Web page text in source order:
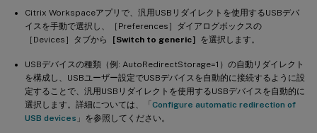
Citrix Workspaceアプリで、汎用USBリダイレクトを使用するUSBデバ
イスを手動で選択し、［Preferences］ダイアログボックスの
［Devices］タブから
［Switch to generic］ を選択します。
USBデバイスの種類（例: AutoRedirectStorage=1）の自動リダイレクト
を構成し、USBユーザー設定でUSBデバイスを自動的に接続するように設
定することで、汎用USBリダイレクトを使用するUSBデバイスを自動的に
選択します。詳細については、「Configure automatic redirection of
USB devices 」を参照してください。